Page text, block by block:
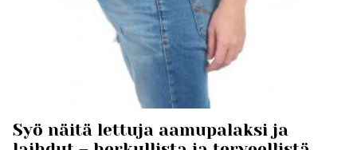
Syö näitä lettuja aamupalaksi ja